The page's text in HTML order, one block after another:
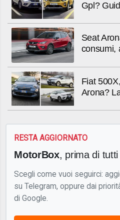
Gpl?
Seat
consumi,
Fiat
Arona?
RESTA AGGIORNATO
MotorBox, prima di tutti
Scegli come vuoi seguirci:
su Telegram, oppure dai
di Google.